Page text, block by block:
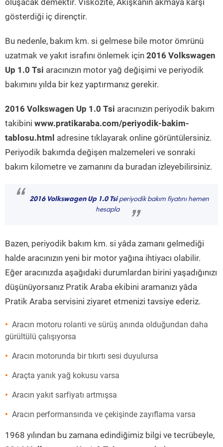
oluşacak demektir. Viskozite, Akışkanın akmaya karşı
gösterdiği iç dirençtir.
Bu nedenle, bakım km. si gelmese bile motor ömrünü
uzatmak ve yakıt israfını önlemek için 2016 Volkswagen
Up 1.0 Tsi aracınızın motor yağ değişimi ve periyodik
bakımını yılda bir kez yaptırmanız gerekir.
2016 Volkswagen Up 1.0 Tsi aracınızın periyodik bakım
takibini www.pratikaraba.com/periyodik-bakim-
tablosu.html adresine tıklayarak online görüntülersiniz.
Periyodik bakımda değişen malzemeleri ve sonraki
bakım kilometre ve zamanını da buradan izleyebilirsiniz.
“ 2016 Volkswagen Up 1.0 Tsiperiyodik bakım fiyatını hemen
hesapla
”
Bazen, periyodik bakım km. si yâda zamanı gelmediği
halde aracınızın yeni bir motor yağına ihtiyacı olabilir.
Eğer aracınızda aşağıdaki durumlardan birini yaşadığınızı
düşünüyorsanız Pratik Araba ekibini aramanızı yâda
Pratik Araba servisini ziyaret etmenizi tavsiye ederiz.
Aracın motoru rolanti ve sürüş anında olduğundan daha
gürültülü çalışıyorsa
Aracın motorunda bir tıkırtı sesi duyulursa
Araçta yanık yağ kokusu varsa
Aracın yakıt sarfiyatı artmışsa
Aracın performansında ve çekişinde zayıflama varsa
1968 yılından bu zamana edindiğimiz bilgi ve tecrübeyle,